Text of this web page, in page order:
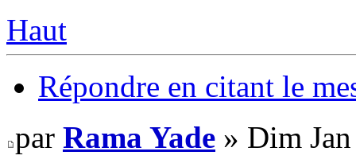
Haut
Répondre en citant le
par Rama Yade » Dim